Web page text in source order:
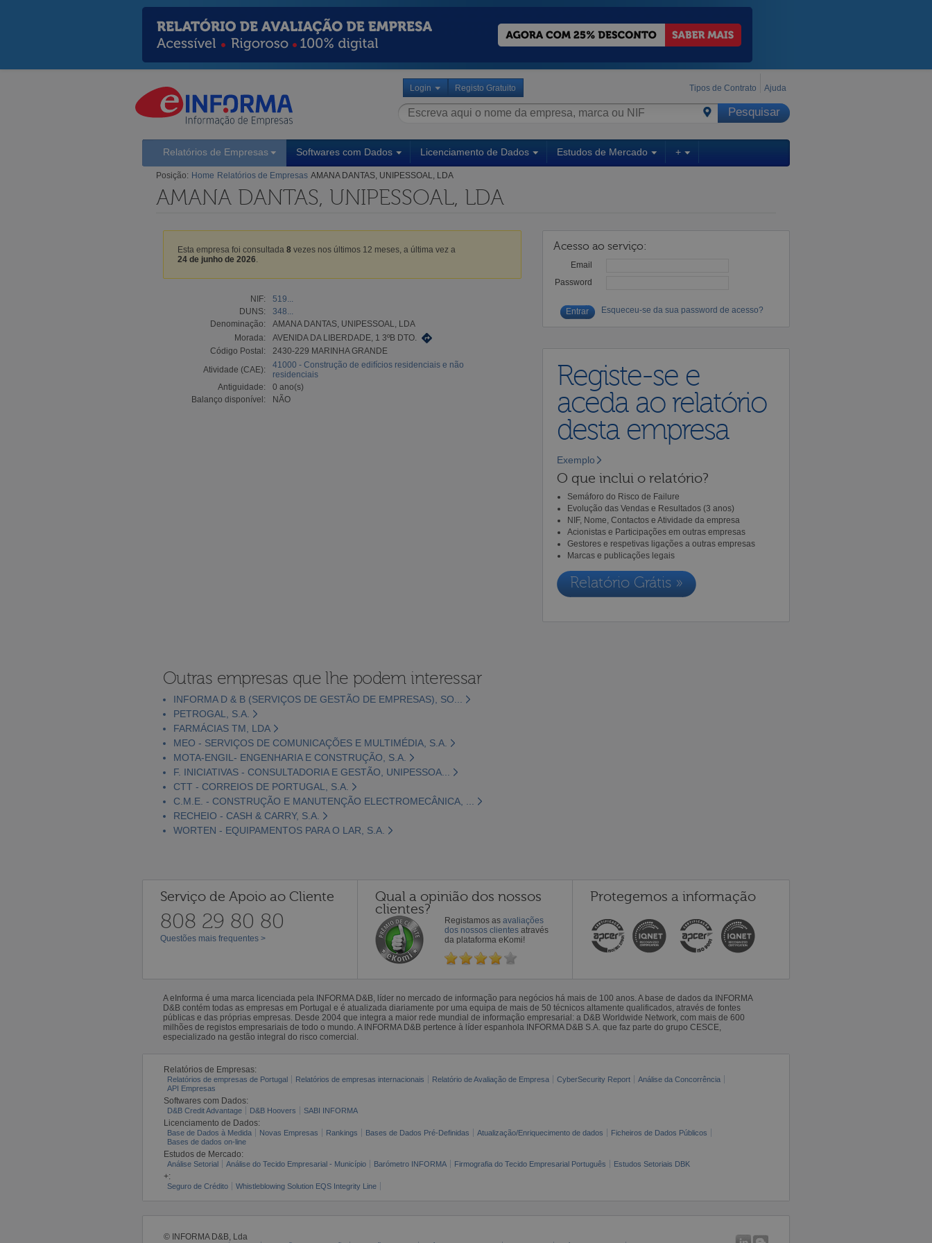
Login Registo Gratuito Tipos de Contrato Ajuda
Relatórios de Empresas Softwares com Dados Licenciamento de Dados Estudos de Mercado +
Posição: Home Relatórios de Empresas AMANA DANTAS, UNIPESSOAL, LDA
AMANA DANTAS, UNIPESSOAL, LDA
Esta empresa foi consultada 8 vezes nos últimos 12 meses, a última vez a
24 de junho de 2026
NIF:
519...
DUNS:
348...
Denominação:
AMANA DANTAS, UNIPESSOAL, LDA
Morada:
AVENIDA DA LIBERDADE, 1 3ºB DTO.
Código Postal:
2430-229 MARINHA GRANDE
Atividade (CAE):
41000 - Construção de edifícios residenciais e não
residenciais
Antiguidade:
0 ano(s)
Balanço disponível:
NÃO
Acesso ao serviço:
Email
Password
Esqueceu-se da sua password de acesso?
Registe-se e
aceda ao relatório
desta empresa
Exemplo
O que inclui o relatório?
Semáforo do Risco de Failure
Evolução das Vendas e Resultados (3 anos)
NIF, Nome, Contactos e Atividade da empresa
Acionistas e Participações em outras empresas
Gestores e respetivas ligações a outras empresas
Marcas e publicações legais
Relatório Grátis »
Outras empresas que lhe podem interessar
INFORMA D & B (SERVIÇOS DE GESTÃO DE EMPRESAS), SO...
PETROGAL, S.A.
FARMÁCIAS TM, LDA
MEO - SERVIÇOS DE COMUNICAÇÕES E MULTIMÉDIA, S.A.
MOTA-ENGIL- ENGENHARIA E CONSTRUÇÃO, S.A.
F. INICIATIVAS - CONSULTADORIA E GESTÃO, UNIPESSOA...
CTT - CORREIOS DE PORTUGAL, S.A.
C.M.E. - CONSTRUÇÃO E MANUTENÇÃO ELECTROMECÂNICA, ...
RECHEIO - CASH & CARRY, S.A.
WORTEN - EQUIPAMENTOS PARA O LAR, S.A.
Serviço de Apoio ao Cliente
808 29 80 80
Questões mais frequentes >
Qual a opinião dos nossos
clientes?
Registamos as avaliações
dos nossos clientes através
da plataforma eKomi!
Protegemos a informação
A eInforma é uma marca licenciada pela INFORMA D&B, líder no mercado de informação para negócios há mais de 100 anos. A base de dados da INFORMA
D&B contém todas as empresas em Portugal e é atualizada diariamente por uma equipa de mais de 50 técnicos altamente qualificados, através de fontes
públicas e das próprias empresas. Desde 2004 que integra a maior rede mundial de informação empresarial: a D&B Worldwide Network, com mais de 600
milhões de registos empresariais de todo o mundo. A INFORMA D&B pertence à líder espanhola INFORMA D&B S.A. que faz parte do grupo CESCE,
especializado na gestão integral do risco comercial.
Relatórios de Empresas:
Relatórios de empresas de Portugal Relatórios de empresas internacionais Relatório de Avaliação de Empresa CyberSecurity Report
Análise da Concorrência
API Empresas
Softwares com Dados:
D&B Credit Advantage D&B Hoovers SABI INFORMA
Licenciamento de Dados:
Base de Dados à Medida Novas Empresas Rankings Bases de Dados Pré-Definidas Atualização/Enriquecimento de dados
Ficheiros de Dados Públicos
Bases de dados on-line
Estudos de Mercado:
Análise Setorial Análise do Tecido Empresarial - Município Barómetro INFORMA Firmografia do Tecido Empresarial Português Estudos Setoriais DBK
+:
Seguro de Crédito Whistleblowing Solution EQS Integrity Line
© INFORMA D&B, Lda